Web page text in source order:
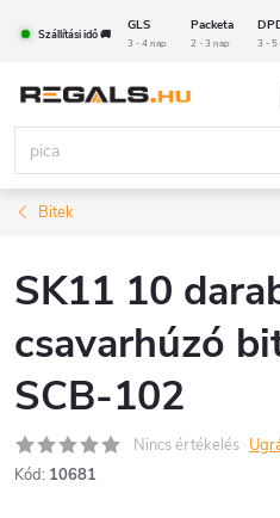
tartalomhoz
Szállítási idő 🚚
GLS Packeta
3 - 4 nap 2 - 3 nap 3 - 5
Bitek
SK11 10
csavarhúzó
SCB-102
Nincs értékelés
Kód: 10681